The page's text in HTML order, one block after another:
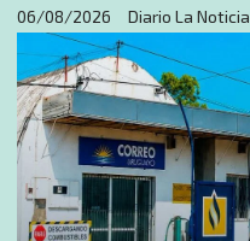
Diario La Noticia
06/08/2026